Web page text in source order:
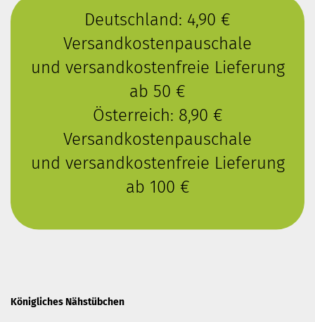
Deutschland: 4,90 €
Versandkostenpauschale
und versandkostenfreie Lieferung
ab 50 €
Österreich: 8,90 €
Versandkostenpauschale
und versandkostenfreie Lieferung
ab 100 €
Königliches Nähstübchen